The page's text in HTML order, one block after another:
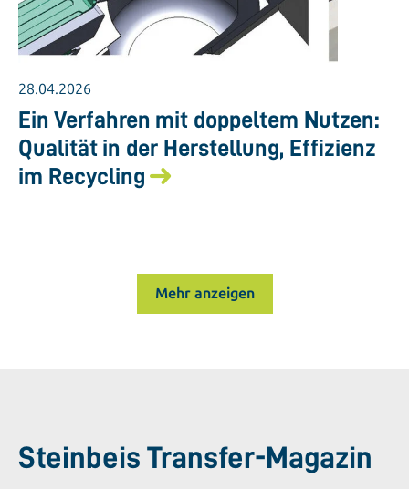
28.04.2026
Ein Verfahren mit doppeltem Nutzen:
Qualität in der Herstellung, Effizienz
im Recycling
Mehr anzeigen
Steinbeis Transfer-Magazin